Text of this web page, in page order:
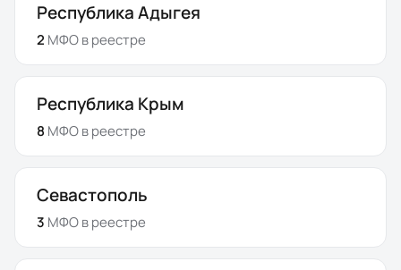
Республика Адыгея
2 МФОв реестре
Республика Крым
8 МФОв реестре
Севастополь
3 МФОв реестре